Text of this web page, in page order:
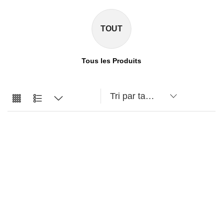
TOUT
Tous les Produits